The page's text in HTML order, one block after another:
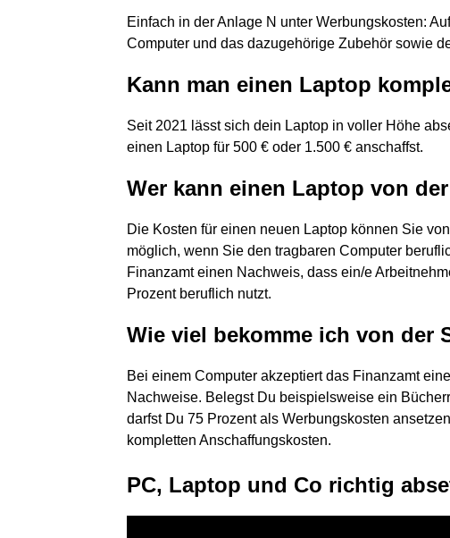
Einfach in der Anlage N unter Werbungskosten:
Computer und das dazugehörige Zubehör sowie
Kann man einen Laptop
Seit 2021 lässt sich dein Laptop in voller Höhe
einen Laptop für 500 € oder 1.500 € anschaffst.
Wer kann einen Laptop von
Die Kosten für einen neuen Laptop können Sie
möglich, wenn Sie den tragbaren Computer
Finanzamt einen Nachweis, dass ein/e
Prozent beruflich nutzt.
Wie viel bekomme ich von der
Bei einem Computer akzeptiert das Finanzamt
Nachweise. Belegst Du beispielsweise ein
darfst Du 75 Prozent als Werbungskosten
kompletten Anschaffungskosten.
PC, Laptop und Co richtig